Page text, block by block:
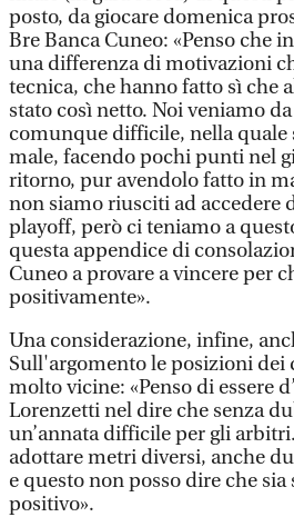
posto, da giocare domenica
Bre Banca Cuneo: «Penso che
una differenza di motivazioni
tecnica, che hanno fatto sì che
stato così netto. Noi veniamo
comunque difficile, nella
male, facendo pochi punti nel
ritorno, pur avendolo fatto in
non siamo riusciti ad accedere
playoff, però ci teniamo a
questa appendice di
Cuneo a provare a vincere per
positivamente».
Una considerazione, infine,
Sull'argomento le posizioni dei
molto vicine: «Penso di essere
Lorenzetti nel dire che senza
un’annata difficile per gli
adottare metri diversi, anche
e questo non posso dire che
positivo».